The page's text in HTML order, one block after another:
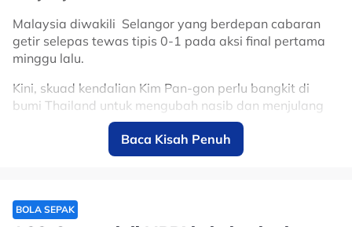
Malaysia diwakili Selangor yang berdepan cabaran
getir selepas tewas tipis 0-1 pada aksi final pertama
minggu lalu.
Kini, skuad kendalian Kim Pan-gon perlu bangkit di
bumi Thailand untuk mengubah nasib dan menjulang
Piala Shopee buat kali pertama.
Bagaimanapun, Buriram United pastinya mahu
mereka.
Baca Kisah Penuh
BOLA SEPAK